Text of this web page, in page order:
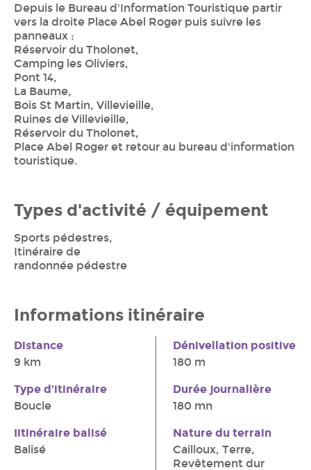
Depuis le Bureau d'Information Touristique partir
vers la droite Place Abel Roger puis suivre les
panneaux :
Réservoir du Tholonet,
Camping les Oliviers,
Pont 14,
La Baume,
Bois St Martin, Villevieille,
Ruines de Villevieille,
Réservoir du Tholonet,
Place Abel Roger et retour au bureau d'information
touristique.
Types d'activité / équipement
Sports pédestres,
Itinéraire de
randonnée pédestre
Informations itinéraire
Distance
9 km
Type d'itinéraire
Boucle
Iitinéraire balisé
Balisé
Dénivellation positive
180 m
Durée journalière
180 mn
Nature du terrain
Cailloux, Terre,
Revêtement dur